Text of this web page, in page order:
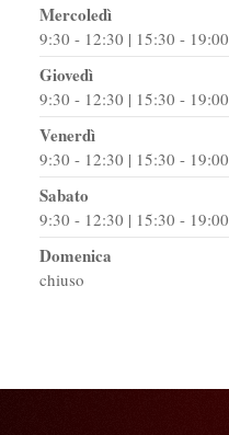
Mercoledì
9:30 - 12:30 | 15:30 - 19:00
Giovedì
9:30 - 12:30 | 15:30 - 19:00
Venerdì
9:30 - 12:30 | 15:30 - 19:00
Sabato
9:30 - 12:30 | 15:30 - 19:00
Domenica
chiuso